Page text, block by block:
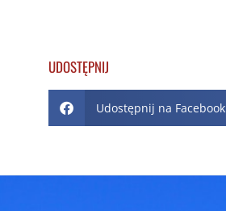
UDOSTĘPNIJ
Udostępnij na Facebook